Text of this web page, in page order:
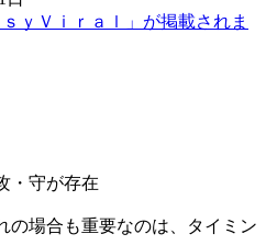
ｙＶｉｒａｌ」が掲載されま
・守が存在
の場合も重要なのは、タイミン